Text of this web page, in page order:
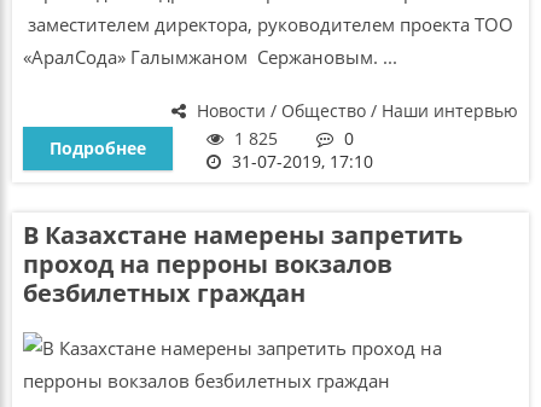
заместителем директора, руководителем проекта ТОО
«АралСода» Галымжаном Сержановым. ...
Новости / Общество / Наши интервью
Подробнее
1 825
0
31-07-2019, 17:10
В Казахстане намерены запретить
проход на перроны вокзалов
безбилетных граждан